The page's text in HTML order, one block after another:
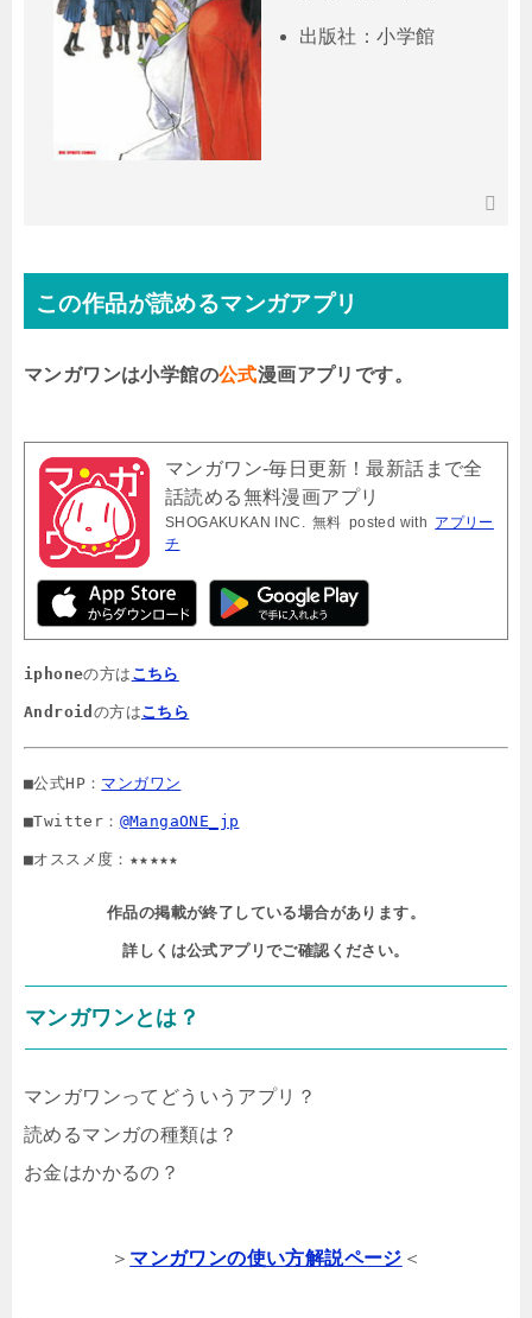
出版社：小学館
この作品が読めるマンガアプリ
マンガワンは小学館の公式漫画アプリです。
マンガワン-毎日更新！最新話まで全
話読める無料漫画アプリ
SHOGAKUKAN INC. 無料 posted with アプリー
チ
iphoneの方は こちら
Android の方はこちら
■公式HP： マンガワン
■Twitter： @MangaONE_jp
■オススメ度：★★★★★
作品の掲載が終了している場合があります。
詳しくは公式アプリでご確認ください。
マンガワンとは？
マンガワンってどういうアプリ？
読めるマンガの種類は？
お金はかかるの？
＞ マンガワンの使い方解説ページ ＜